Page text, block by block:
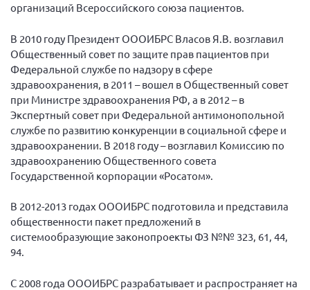
организаций Всероссийского союза пациентов.
В 2010 году Президент ОООИБРС Власов Я.В. возглавил
Общественный совет по защите прав пациентов при
Федеральной службе по надзору в сфере
здравоохранения, в 2011 – вошел в Общественный совет
при Министре здравоохранения РФ, а в 2012 – в
Экспертный совет при Федеральной антимонопольной
службе по развитию конкуренции в социальной сфере и
здравоохранении. В 2018 году – возглавил Комиссию по
здравоохранению Общественного совета
Государственной корпорации «Росатом».
В 2012-2013 годах ОООИБРС подготовила и представила
общественности пакет предложений в
системообразующие законопроекты ФЗ №№ 323, 61, 44,
94.
С 2008 года ОООИБРС разрабатывает и распространяет на